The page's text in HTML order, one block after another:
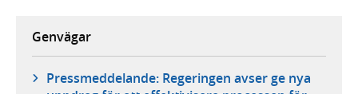
Genvägar
Pressmeddelande: Regeringen avser ge nya